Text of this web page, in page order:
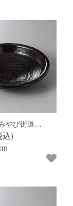
やび街道…
)